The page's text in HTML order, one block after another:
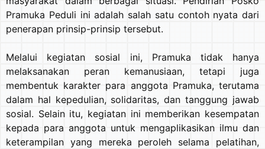
Pramuka Peduli ini adalah salah satu contoh nyata dari
penerapan prinsip-prinsip tersebut.
Melalui kegiatan sosial ini, Pramuka tidak hanya
melaksanakan peran kemanusiaan, tetapi juga
membentuk karakter para anggota Pramuka, terutama
dalam hal kepedulian, solidaritas, dan tanggung jawab
sosial. Selain itu, kegiatan ini memberikan kesempatan
kepada para anggota untuk mengaplikasikan ilmu dan
keterampilan yang mereka peroleh selama pelatihan,